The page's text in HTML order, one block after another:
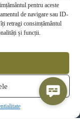
pentru aceste
de navigare sau ID-
retragi consimțământul
și funcții.